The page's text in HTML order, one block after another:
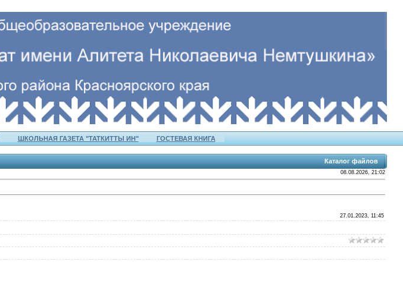
ШКОЛЬНАЯ ГАЗЕТА "ТАТКИТТЫ ИН" ГОСТЕВАЯ КНИГА
Каталог файлов
08.08.2026, 21:02
27.01.2023, 11:45